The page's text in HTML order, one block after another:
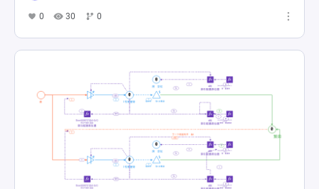
0 30 0